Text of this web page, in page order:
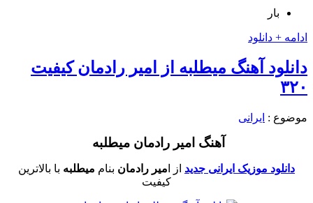
بار
ادامه + دانلود
دانلود آهنگ میطلبه از امیر رادمان کیفیت
۳۲۰
موضوع : ایرانی
آهنگ امیر رادمان میطلبه
دانلود موزیک ایرانی جدید از ا میر رادمان بنام میطلبه با بالاترین
کیفیت